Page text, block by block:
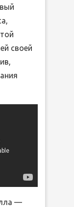
своей
—